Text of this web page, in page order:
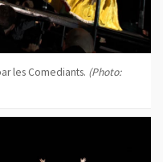
les Comediants. (Photo: